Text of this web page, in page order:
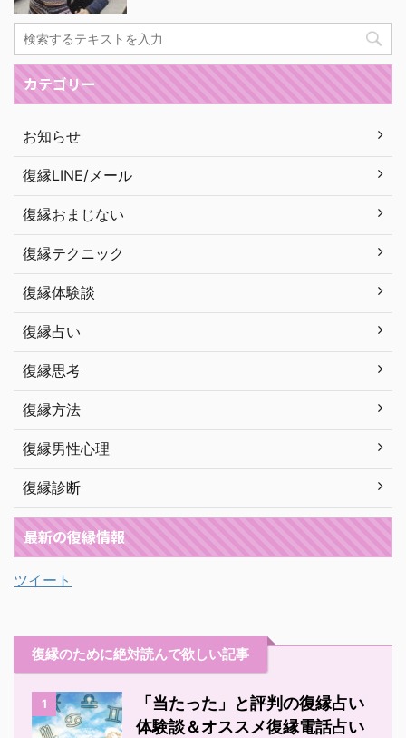
カテゴリー
お知らせ
復縁LINE/メール
復縁おまじない
復縁テクニック
復縁体験談
復縁占い
復縁思考
復縁方法
復縁男性心理
復縁診断
最新の復縁情報
ツイート
復縁のために絶対読んで欲しい記事
1
「当たった」と評判の復縁占い
体験談＆オススメ復縁電話占い